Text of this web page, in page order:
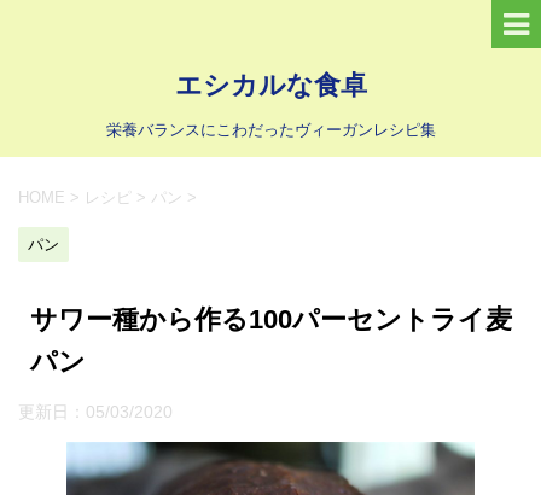
エシカルな食卓
栄養バランスにこわだったヴィーガンレシピ集
HOME > レシピ > パン >
パン
サワー種から作る100パーセントライ麦
パン
更新日： 05/03/2020